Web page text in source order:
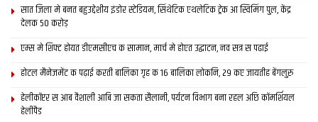
सात जिला मे बनत बहुउद्देशीय इंडोर स्‍टेडि‍यम, सिंथेटिक एथलेटिक ट्रेक आ स्विमिंग पुल, केंद्र
देलक 50 करोड़
एम्स मे शिफ्ट होयत डीएमसीएच क सामान, मार्च मे होएत उद्घाटन, नव सत्र स पढाई
होटल मैनेजमेंट क पढ़ाई करती बालिका गृह क 16 बालिका लोकनि, 29 कए जायतीह बेंगलुरु
हेलीकॉप्टर स आब वैशाली आबि जा सकता सैलानी, पर्यटन विभाग बना रहल अछि कॉमर्शियल
हेलीपैड